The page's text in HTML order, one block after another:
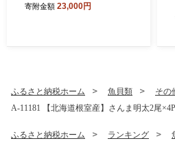
寄附金額 23,000円
ふるさと納税ホーム 魚貝類
その
A-11181 【北海道根室産】さんま明太2尾
ふるさと納税ホーム ランキング